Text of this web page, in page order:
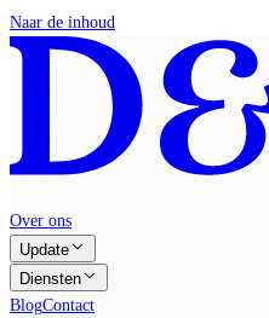
Naar de inhoud
Over ons
Update
Diensten
BlogContact